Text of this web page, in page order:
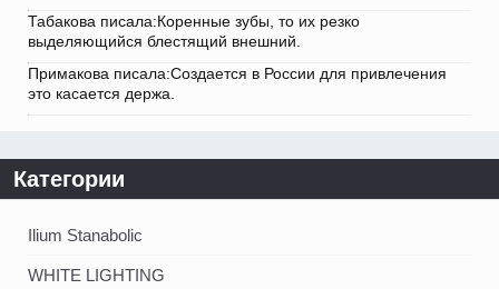
Табакова писала:Коренные зубы, то их резко
выделяющийся блестящий внешний.
Примакова писала:Создается в России для привлечения
это касается держа.
Категории
Ilium Stanabolic
WHITE LIGHTING